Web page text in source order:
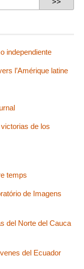
independiente
l’Amérique latine
de los
temps
de Imagens
del Norte del Cauca
del Ecuador